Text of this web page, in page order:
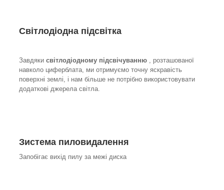
Світлодіодна підсвітка
Завдяки світлодіодному підсвічуванню
, розташованої
навколо циферблата, ми отримуємо точну яскравість
поверхні землі, і нам більше не потрібно використовувати
додаткові джерела світла.
Зистема пиловидалення
Запобігає вихід пилу за межі диска